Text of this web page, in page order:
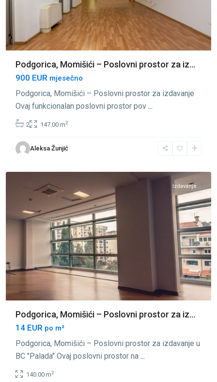
Podgorica, Momišići – Poslovni prostor za iz...
900 EUR mjesečno
Podgorica, Momišići – Poslovni prostor za izdavanje
Ovaj funkcionalan poslovni prostor pov ...
2 147.00 m2
Aleksa Žunjić
Momišići,
Izdavanje
Podgorica, Momišići – Poslovni prostor za iz...
14 EUR po m²
Podgorica, Momišići – Poslovni prostor za izdavanje u
BC "Palada" Ovaj poslovni prostor na ...
140.00 m2